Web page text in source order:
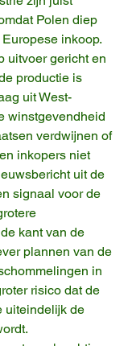
Polen diep
inkoop.
uitvoer gericht en
productie is
uit West-
winstgevendheid
verdwijnen of
inkopers niet
uit de
signaal voor de
kant van de
plannen van de
in
risico dat de
uiteindelijk de